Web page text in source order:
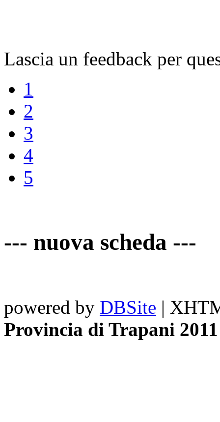
Lascia un feedback per
1
2
3
4
5
--- nuova scheda ---
powered by DBSite |
Provincia di Trapani 2011